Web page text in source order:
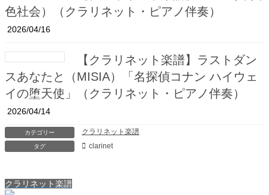
色社会）（クラリネット・ピアノ伴奏）
2026/04/16
【クラリネット楽譜】ラストダン
スあなたと（MISIA）「名探偵コナン ハイウェ
イの堕天使」（クラリネット・ピアノ伴奏）
2026/04/14
カテゴリー クラリネット楽譜
タグ clarinet
クラリネット楽譜